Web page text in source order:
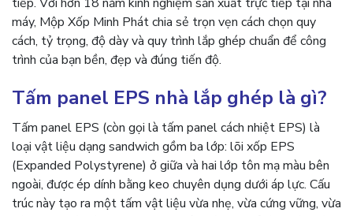
máy, Mộp Xốp Minh Phát chia sẻ trọn vẹn cách chọn quy
cách, tỷ trọng, độ dày và quy trình lắp ghép chuẩn để công
trình của bạn bền, đẹp và đúng tiến độ.
Tấm panel EPS nhà lắp ghép là gì?
Tấm panel EPS (còn gọi là tấm panel cách nhiệt EPS) là
loại vật liệu dạng sandwich gồm ba lớp: lõi xốp EPS
(Expanded Polystyrene) ở giữa và hai lớp tôn mạ màu bên
ngoài, được ép dính bằng keo chuyên dụng dưới áp lực. Cấu
trúc này tạo ra một tấm vật liệu vừa nhẹ, vừa cứng vững, vừa